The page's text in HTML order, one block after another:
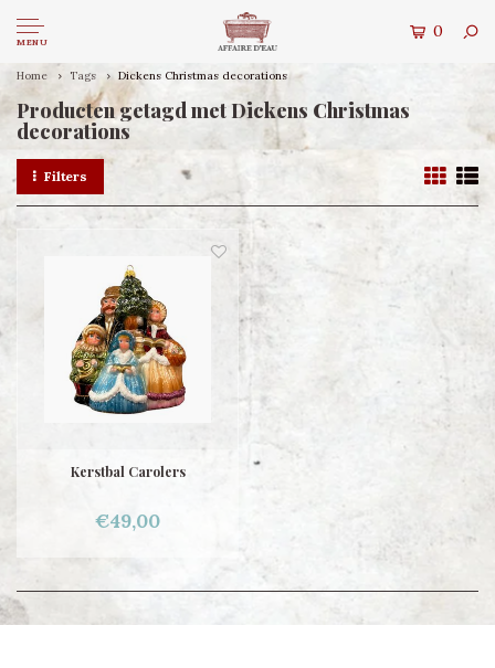
MENU
0
Home Tags Dickens Christmas decorations
Producten getagd met Dickens Christmas
decorations
Filters
Kerstbal Carolers
€49,00